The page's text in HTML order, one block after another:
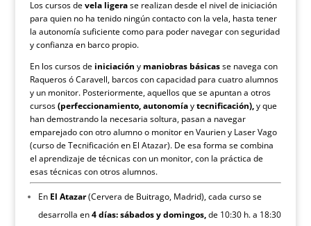
Los cursos devela ligerase realizan desde el nivel de iniciación
para quien no ha tenido ningún contacto con la vela, hasta tener
la autonomía suficiente como para poder navegar con seguridad
y confianza en barco propio.
En los cursos de iniciación y maniobras básicasse navega con
Raqueros ó Caravell, barcos con capacidad para cuatro alumnos
y un monitor. Posteriormente, aquellos que se apuntan a otros
cursos(perfeccionamiento, autonomíaytecnificación),y que
han demostrando la necesaria soltura, pasan a navegar
emparejado con otro alumno o monitor en Vaurien y Laser Vago
(curso de Tecnificación en El Atazar). De esa forma se combina
el aprendizaje de técnicas con un monitor, con la práctica de
esas técnicas con otros alumnos.
EnEl Atazar(Cervera de Buitrago, Madrid), cada curso se
desarrolla en4 días: sábados y domingos,de 10:30 h. a 18:30